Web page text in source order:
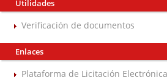
Utilidades
Verificación de documentos
Enlaces
Plataforma de Licitación